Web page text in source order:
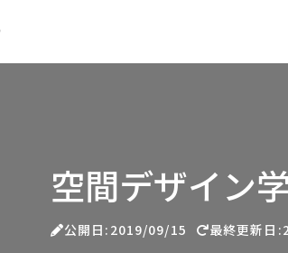
空間デザイン
公開日:2019/09/15 最終更新日